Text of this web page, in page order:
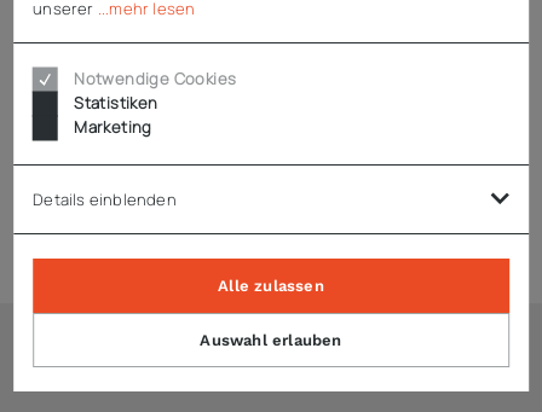
Technische Daten
Downloads
Produktsicherheit (GPSR)
Ähnliche Artikel
unserer ...mehr lesen
Notwendige Cookies
Statistiken
Marketing
Details einblenden
Auswahl erlauben
Alle zulassen